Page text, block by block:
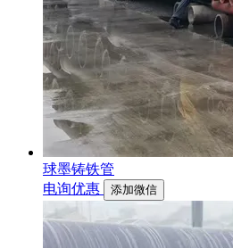
球墨铸铁管
电询优惠
添加微信